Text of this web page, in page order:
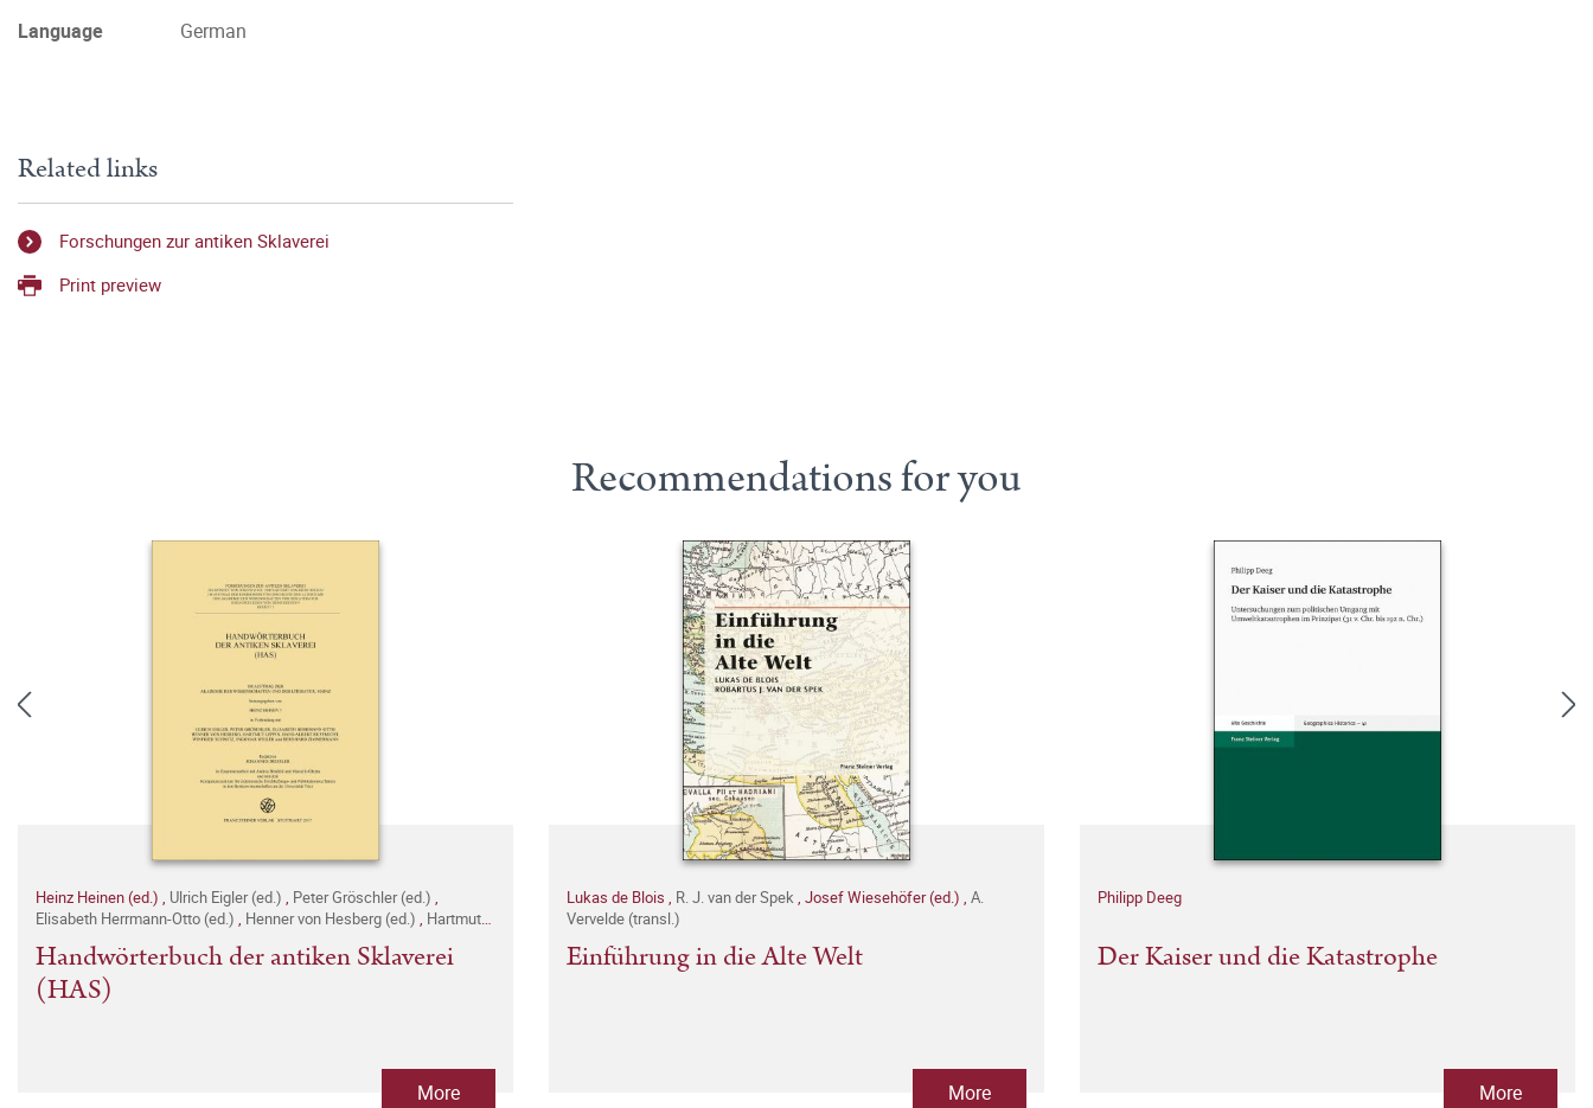
Language
German
Related links
Forschungen zur antiken Sklaverei
Print preview
Recommendations for you
Heinz Heinen (ed.) Ulrich Eigler (ed.) Peter Gröschler (ed.)
Elisabeth Herrmann-Otto (ed.)
Henner von Hesberg (ed.)
Hartmut
Ingomar Weiler (ed.),Bernhard Zimmermann (ed.),Johannes
Deißler (ed.)
Handwörterbuch der antiken Sklaverei
(HAS)
More
Lukas de Blois R. J. van der Spek Josef Wiesehöfer (ed.) A.
Vervelde (transl.)
Einführung in die Alte Welt
More
Philipp Deeg
Der Kaiser und die Katastrophe
More